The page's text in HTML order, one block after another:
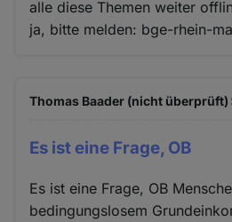
alle diese Themen weiter
ja, bitte melden: bge-rhein-
Thomas Baader (nicht überprüft)
Es ist eine Frage, OB
Es ist eine Frage, OB
bedingungslosem